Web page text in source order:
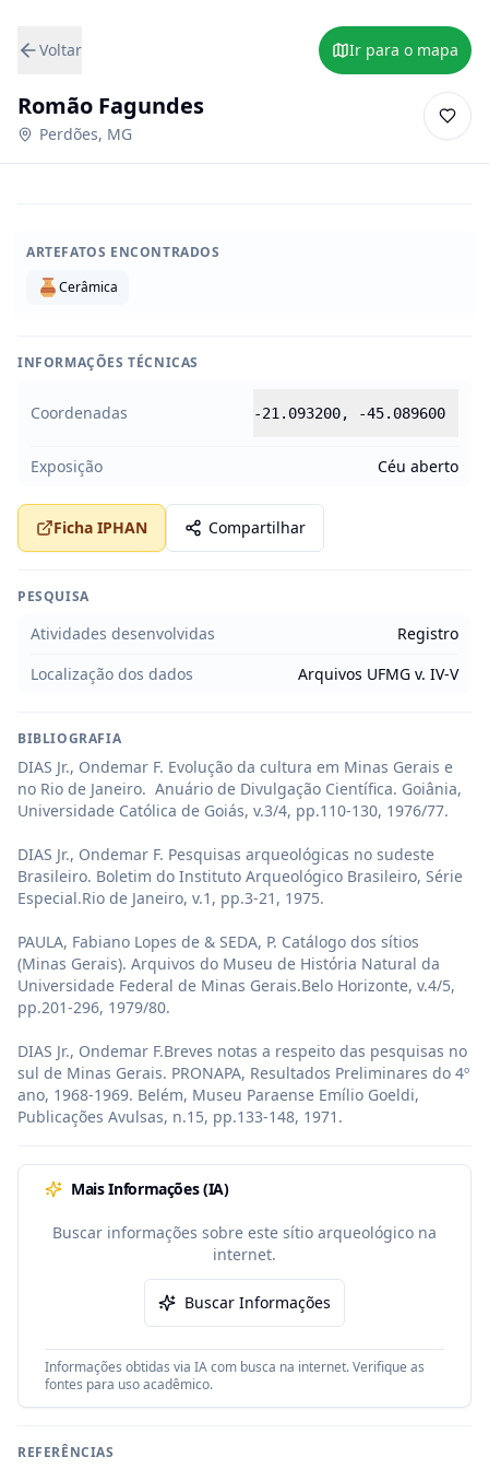
Voltar Ir para o mapa
Romão Fagundes
Perdões, MG
ARTEFATOS ENCONTRADOS
Cerâmica
INFORMAÇÕES TÉCNICAS
Coordenadas -21.093200, -45.089600
Exposição Céu aberto
Ficha IPHAN Compartilhar
PESQUISA
Atividades desenvolvidas
Registro
Localização dos dados
Arquivos UFMG v. IV-V
BIBLIOGRAFIA
DIAS Jr., Ondemar F. Evolução da cultura em Minas Gerais e
no Rio de Janeiro.  Anuário de Divulgação Científica. Goiânia,
Universidade Católica de Goiás, v.3/4, pp.110-130, 1976/77.
DIAS Jr., Ondemar F. Pesquisas arqueológicas no sudeste
Brasileiro. Boletim do Instituto Arqueológico Brasileiro, Série
Especial.Rio de Janeiro, v.1, pp.3-21, 1975.
PAULA, Fabiano Lopes de & SEDA, P. Catálogo dos sítios
(Minas Gerais). Arquivos do Museu de História Natural da
Universidade Federal de Minas Gerais.Belo Horizonte, v.4/5,
pp.201-296, 1979/80.
DIAS Jr., Ondemar F.Breves notas a respeito das pesquisas no
sul de Minas Gerais. PRONAPA, Resultados Preliminares do 4º
ano, 1968-1969. Belém, Museu Paraense Emílio Goeldi,
Publicações Avulsas, n.15, pp.133-148, 1971.
Mais Informações (IA)
Buscar informações sobre este sítio arqueológico na
internet.
Buscar Informações
Informações obtidas via IA com busca na internet. Verifique as
fontes para uso acadêmico.
REFERÊNCIAS